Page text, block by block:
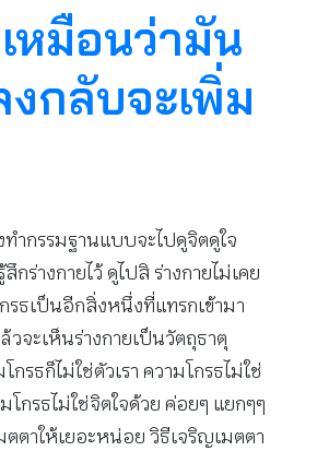
หมือนว่ามัน
กลับจะเพิ่ม
ทำกรรมฐานแบบจะไปดูจิตดูใจ
สึกร่างกายไว้ ดูไปสิ ร่างกายไม่เคย
รธเป็นอีกสิ่งหนึ่งที่แทรกเข้ามา
วจะเห็นร่างกายเป็นวัตถุธาตุ
โกรธก็ไม่ใช่ตัวเรา ความโกรธไม่ใช่
โกรธไม่ใช่จิตใจด้วย ค่อยๆ แยกๆๆ
ตตาให้เยอะหน่อย วิธีเจริญเมตตา